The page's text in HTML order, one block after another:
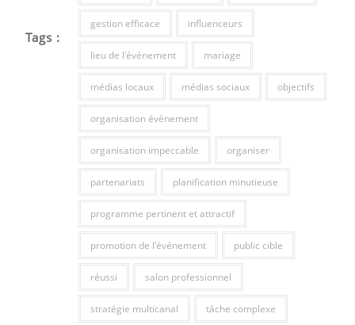
Tags :
gestion efficace influenceurs
lieu de l'événement mariage
médias locaux médias sociaux objectifs
organisation évènement
organisation impeccable organiser
partenariats planification minutieuse
programme pertinent et attractif
promotion de l'événement public cible
réussi salon professionnel
stratégie multicanal tâche complexe